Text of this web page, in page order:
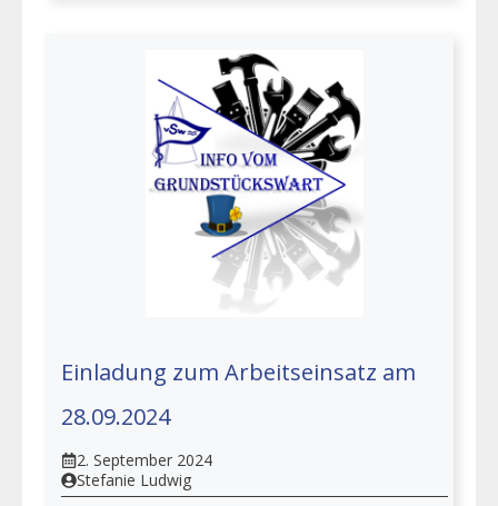
Einladung zum Arbeitseinsatz am
28.09.2024
2. September 2024
Stefanie Ludwig